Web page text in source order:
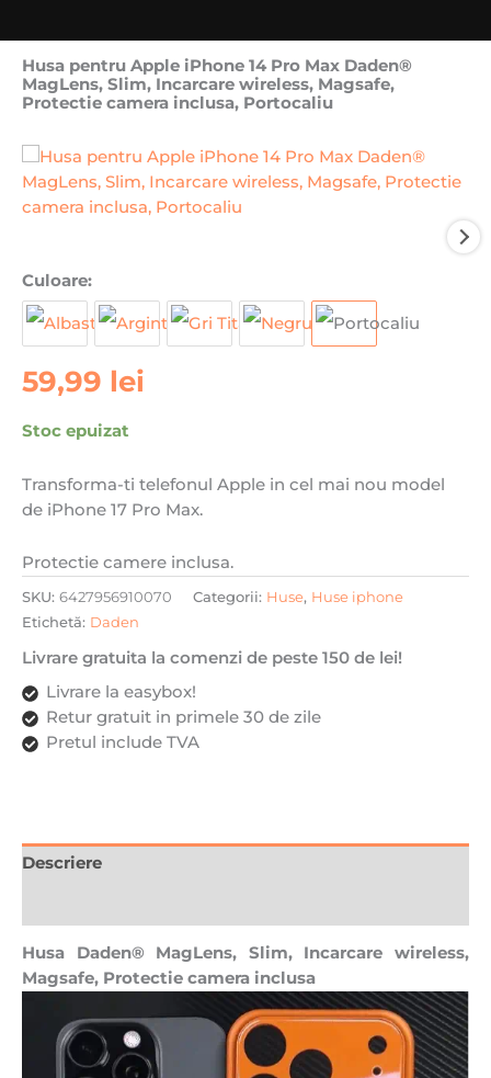
Husa pentru Apple iPhone 14 Pro Max Daden®
MagLens, Slim, Incarcare wireless, Magsafe,
Protectie camera inclusa, Portocaliu
Culoare:
59,99 lei
Stoc epuizat
Transforma-ti telefonul Apple in cel mai nou model
de iPhone 17 Pro Max.
Protectie camere inclusa.
SKU: 6427956910070 Categorii: Huse, Huse iphone
Etichetă: Daden
Livrare gratuita la comenzi de peste 150 de lei!
Livrare la easybox!
Retur gratuit in primele 30 de zile
Pretul include TVA
Descriere
Husa Daden® MagLens, Slim, Incarcare wireless,
Magsafe, Protectie camera inclusa